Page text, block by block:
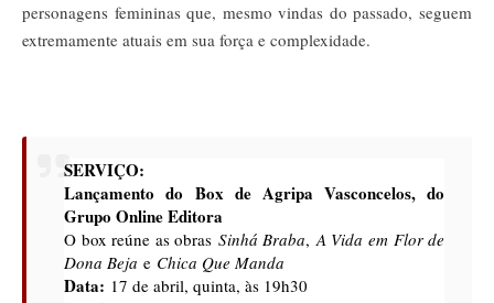
personagens femininas que, mesmo vindas do passado, seguem
extremamente atuais em sua força e complexidade.
SERVIÇO:
Lançamento do Box de Agripa Vasconcelos, do
Grupo Online Editora
O box reúne as obras Sinhá Braba,A Vida em Flor de
Dona Beja e Chica Que Manda
Data: 17 de abril, quinta, às 19h30